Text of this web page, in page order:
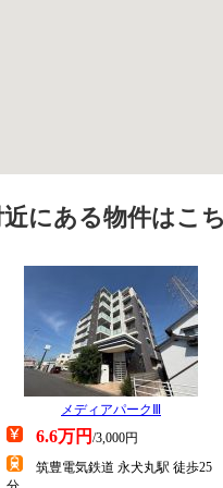
にある物件はこ